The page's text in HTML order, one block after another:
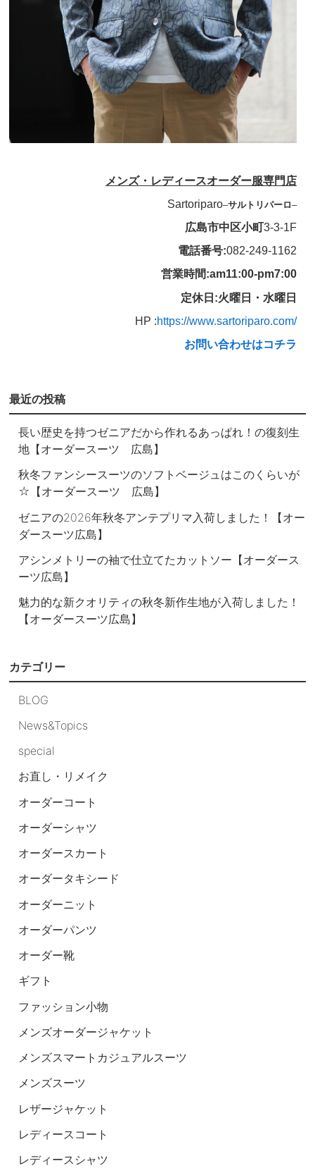
メンズ・レディースオーダー服専門店
Sartoriparo–サルトリパーロ–
広島市中区小町3-3-1F
電話番号:082-249-1162
営業時間:am11:00-pm7:00
定休日:火曜日・水曜日
HP :https://www.sartoriparo.com/
お問い合わせはコチラ
最近の投稿
長い歴史を持つゼニアだから作れるあっぱれ！の復刻生
地【オーダースーツ 広島】
秋冬ファンシースーツのソフトベージュはこのくらいが
☆【オーダースーツ 広島】
ゼニアの2026年秋冬アンテプリマ入荷しました！【オー
ダースーツ広島】
アシンメトリーの袖で仕立てたカットソー【オーダース
ーツ広島】
魅力的な新クオリティの秋冬新作生地が入荷しました！
【オーダースーツ広島】
カテゴリー
BLOG
News&Topics
special
お直し・リメイク
オーダーコート
オーダーシャツ
オーダースカート
オーダータキシード
オーダーニット
オーダーパンツ
オーダー靴
ギフト
ファッション小物
メンズオーダージャケット
メンズスマートカジュアルスーツ
メンズスーツ
レザージャケット
レディースコート
レディースシャツ